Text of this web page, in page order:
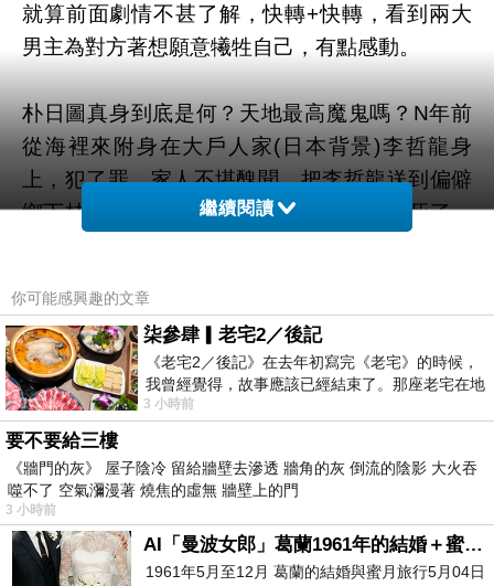
就算前面劇情不甚了解，快轉+快轉，看到兩大
男主為對方著想願意犧牲自己，有點感動。
朴日圖真身到底是何？天地最高魔鬼嗎？N年前
從海裡來附身在大戶人家(日本背景)李哲龍身
上，犯了罪，家人不堪醜聞，把李哲龍送到偏僻
鄉下桂陽鎮療養院，附身者跑到河裡戳眼死了。
20年前尹華平的叔叔被附身，緊接著奶奶媽媽也
悲慘的死去，外地工作的爸爸趕回家，太害怕只
能逃跑，尹華平被送到遠方親戚，但爺爺又把他
接回來相依為命。尹家發生事情，來驅魔的神父
是崔潤的哥哥，來協助的女警是姜吉英的媽媽。
三人命運般相逢一起尋找共同敵人朴日圖。
中間被附身，跳過跳過，可怕的畫面我也跳過，
繼續閱讀
你可能感興趣的文章
柒參肆▎老宅2／後記
《老宅2／後記》在去年初寫完《老宅》的時候，
我曾經覺得，故事應該已經結束了。那座老宅在地
震中倒塌，七個人終於離開那片黑暗，
3 小時前
要不要給三樓
《牆門的灰》 屋子陰冷 留給牆壁去滲透 牆角的灰 倒流的陰影 大火吞
噬不了 空氣瀰漫著 燒焦的虛無 牆壁上的門
3 小時前
AI「曼波女郎」葛蘭1961年的結婚＋蜜月旅行 #戀上老電影 #葛蘭 #粟子
1961年5月至12月 葛蘭的結婚與蜜月旅行5月04日